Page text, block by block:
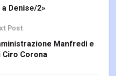
Denise/2»
Post
Manfredi e
Corona